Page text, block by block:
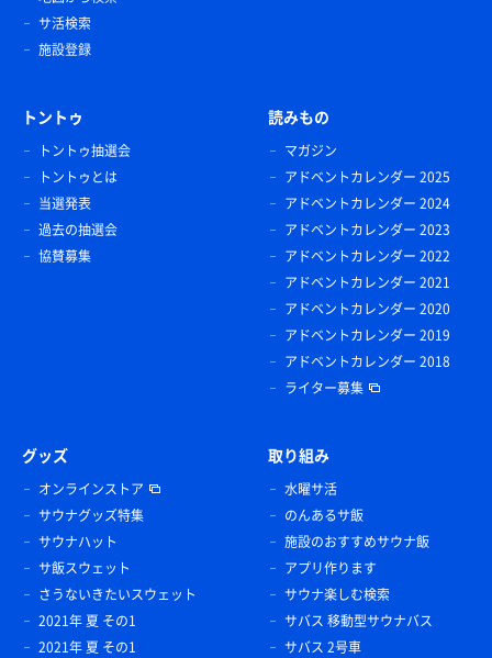
サ活検索
施設登録
トントゥ
トントゥ抽選会
トントゥとは
当選発表
過去の抽選会
協賛募集
読みもの
マガジン
アドベントカレンダー 2025
アドベントカレンダー 2024
アドベントカレンダー 2023
アドベントカレンダー 2022
アドベントカレンダー 2021
アドベントカレンダー 2020
アドベントカレンダー 2019
アドベントカレンダー 2018
ライター募集
グッズ
オンラインストア
サウナグッズ特集
サウナハット
サ飯スウェット
さうないきたいスウェット
2021年 夏 その1
2021年 夏 その1
取り組み
水曜サ活
のんあるサ飯
施設のおすすめサウナ飯
アプリ作ります
サウナ楽しむ検索
サバス 移動型サウナバス
サバス 2号車